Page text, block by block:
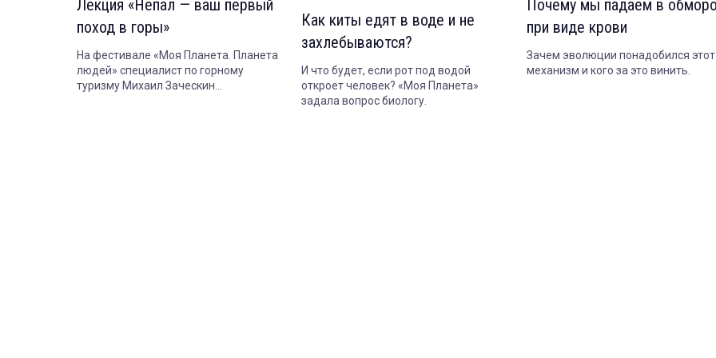
Лекция «Непал — ваш первый
поход в горы»
На фестивале «Моя Планета. Планета
людей» специалист по горному
туризму Михаил Заческин
Как киты едят в воде и не
захлебываются?
И что будет, если рот под водой
откроет человек? «Моя Планета»
задала вопрос биологу.
Почему мы падаем в
при виде крови
Зачем эволюции понадобился этот
механизм и кого за это винить.